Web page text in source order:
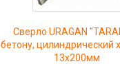
Сверло URAGAN
бетону, цилиндрический
13х200мм